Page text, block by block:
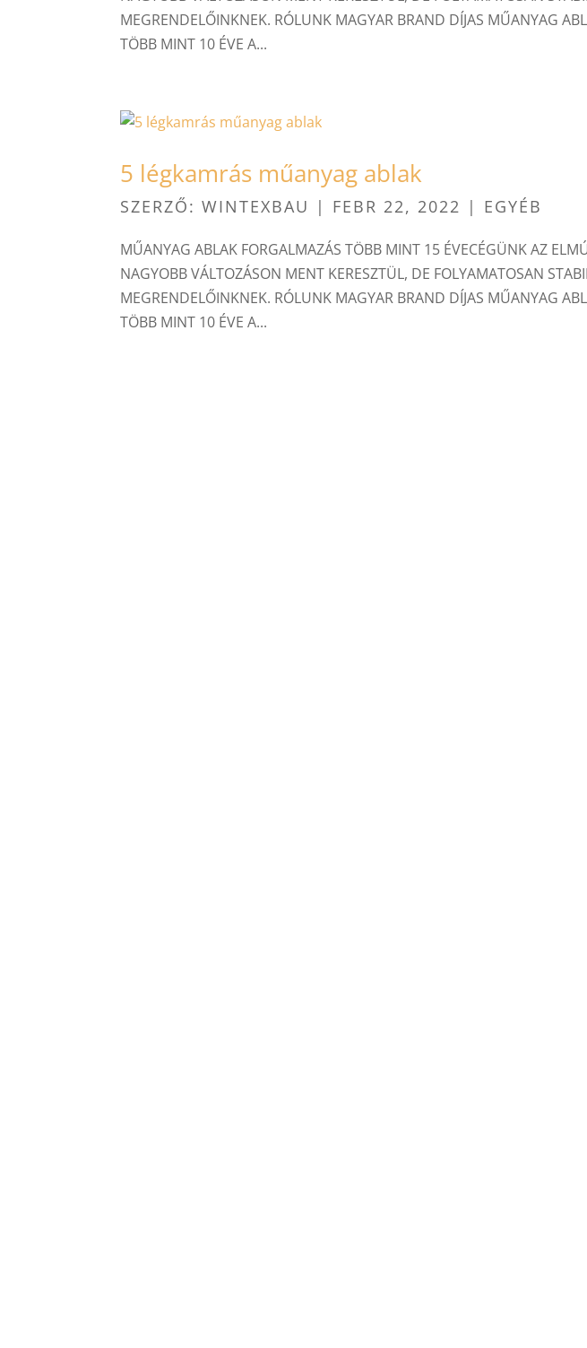
MEGRENDELŐINKNEK. RÓLUNK MAGYAR BRAND DÍJAS MŰANYAG
TÖBB MINT 10 ÉVE A...
5 légkamrás műanyag ablak
SZERZŐ:WINTEXBAU | FEBR 22, 2022 | EGYÉB
MŰANYAG ABLAK FORGALMAZÁS TÖBB MINT 15 ÉVECÉGÜNK AZ
NAGYOBB VÁLTOZÁSON MENT KERESZTÜL, DE FOLYAMATOSAN
MEGRENDELŐINKNEK. RÓLUNK MAGYAR BRAND DÍJAS MŰANYAG
TÖBB MINT 10 ÉVE A...